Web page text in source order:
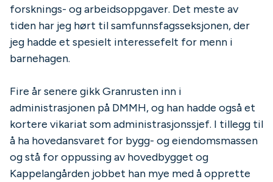
forsknings- og arbeidsoppgaver. Det meste av
tiden har jeg hørt til samfunnsfagsseksjonen, der
jeg hadde et spesielt interessefelt for menn i
barnehagen.
Fire år senere gikk Granrusten inn i
administrasjonen på DMMH, og han hadde også et
kortere vikariat som administrasjonssjef. I tillegg til
å ha hovedansvaret for bygg- og eiendomsmassen
og stå for oppussing av hovedbygget og
Kappelangården jobbet han mye med å opprette